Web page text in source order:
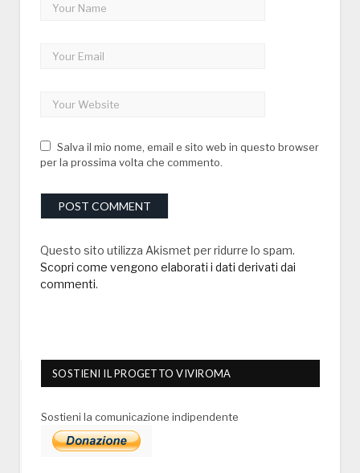
Salva il mio nome, email e sito web in questo browser
per la prossima volta che commento.
Questo sito utilizza Akismet per ridurre lo spam.
Scopri come vengono elaborati i dati derivati dai
commenti.
SOSTIENI IL PROGETTO VIVIROMA
Sostieni la comunicazione indipendente